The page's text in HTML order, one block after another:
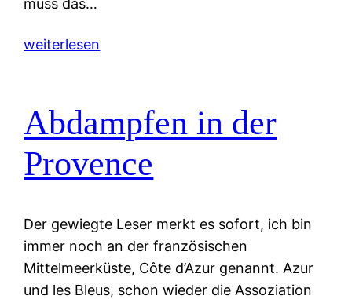
muss das…
weiterlesen
Abdampfen in der
Provence
Der gewiegte Leser merkt es sofort, ich bin
immer noch an der französischen
Mittelmeerküste, Côte d’Azur genannt. Azur
und les Bleus, schon wieder die Assoziation